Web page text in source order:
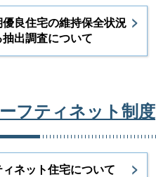
優良住宅の維持保全状況
抽出調査について
フティネット制度
ィネット住宅について